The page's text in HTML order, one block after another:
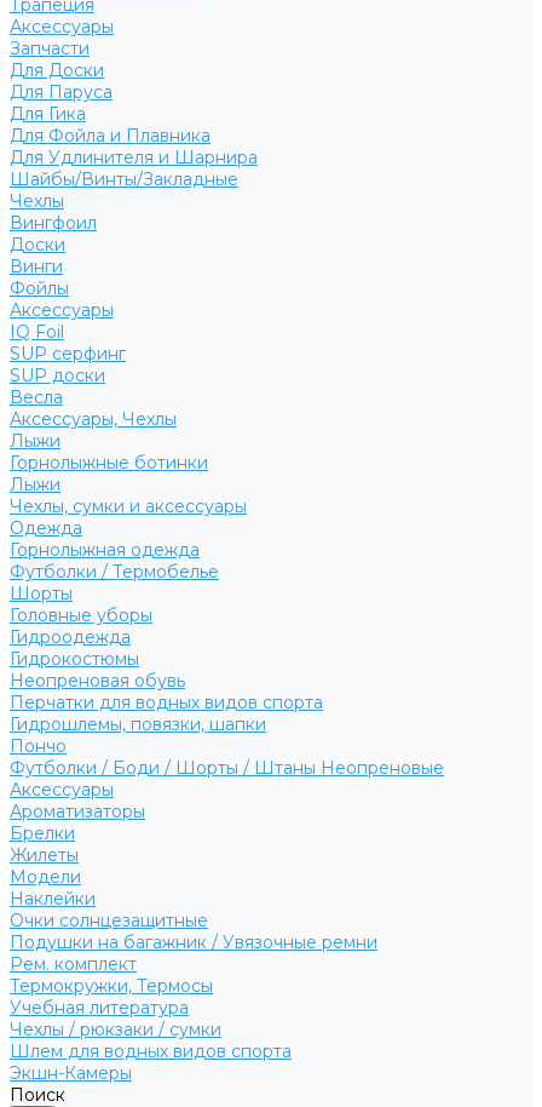
Трапеция
Аксессуары
Запчасти
Для Доски
Для Паруса
Для Гика
Для Фойла и Плавника
Для Удлинителя и Шарнира
Шайбы/Винты/Закладные
Чехлы
Вингфоил
Доски
Винги
Фойлы
Аксессуары
IQ Foil
SUP серфинг
SUP доски
Весла
Аксессуары, Чехлы
Лыжи
Горнолыжные ботинки
Лыжи
Чехлы, сумки и аксессуары
Одежда
Горнолыжная одежда
Футболки / Термобелье
Шорты
Головные уборы
Гидроодежда
Гидрокостюмы
Неопреновая обувь
Перчатки для водных видов спорта
Гидрошлемы, повязки, шапки
Пончо
Футболки / Боди / Шорты / Штаны Неопреновые
Аксессуары
Ароматизаторы
Брелки
Жилеты
Модели
Наклейки
Очки солнцезащитные
Подушки на багажник / Увязочные ремни
Рем. комплект
Термокружки, Термосы
Учебная литература
Чехлы / рюкзаки / сумки
Шлем для водных видов спорта
Экшн-Камеры
Поиск